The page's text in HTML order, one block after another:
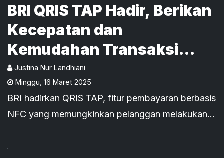
BRI QRIS TAP Hadir, Berikan
Kecepatan dan
Kemudahan Transaksi
dalam Satu Sentuhan
Justina Nur Landhiani
Minggu 16 Maret 2025
BRI hadirkan QRIS TAP, fitur pembayaran berbasis
NFC yang memungkinkan pelanggan melakukan
mesin EDC BRI.